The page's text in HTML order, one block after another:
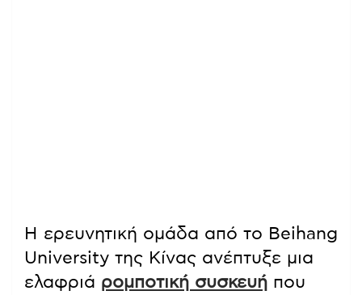
Η ερευνητική ομάδα από το Beihang
University της Κίνας ανέπτυξε μια
ελαφριά ρομποτική συσκευή που